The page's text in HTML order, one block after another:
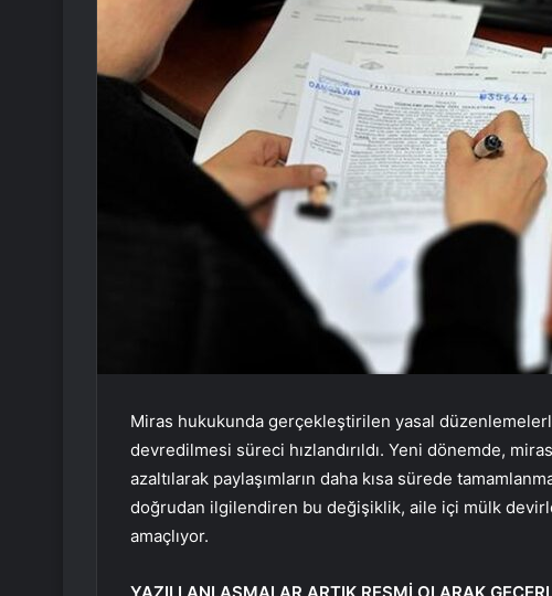
Miras hukukunda gerçekleştirilen yasal
devredilmesi süreci hızlandırıldı. Yeni dönemde,
azaltılarak paylaşımların daha kısa sürede
doğrudan ilgilendiren bu değişiklik, aile içi mülk
amaçlıyor.